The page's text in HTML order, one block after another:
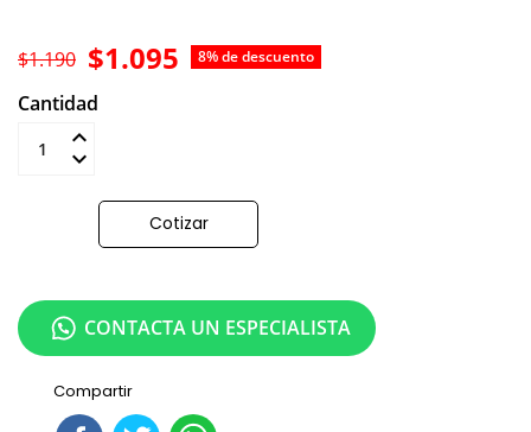
$1.095 8% de descuento
$1.190
Cantidad
Cotizar
Compartir
CONTACTA UN ESPECIALISTA